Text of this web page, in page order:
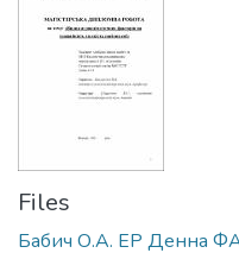
Files
Бабич О.А. ЕР Денна